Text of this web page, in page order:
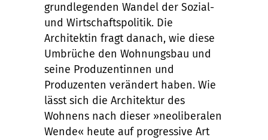
grundlegenden Wandel der Sozial-
und Wirtschaftspolitik. Die
Architektin fragt danach, wie diese
Umbrüche den Wohnungsbau und
seine Produzentinnen und
Produzenten verändert haben. Wie
lässt sich die Architektur des
Wohnens nach dieser »neoliberalen
Wende« heute auf progressive Art